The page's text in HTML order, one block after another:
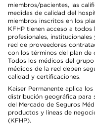
miembros/pacientes, las
medidas de calidad del
miembros inscritos en los
KFHP tienen acceso a
profesionales,
red de proveedores
con los términos del plan de
Todos los médicos del
médicos de la red deben
calidad y certificaciones.
Kaiser Permanente aplica
distribución geográfica para
del Mercado de Seguros
productos y líneas de
(KFHP).